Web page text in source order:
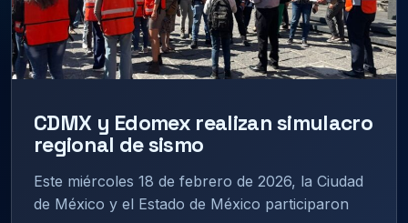
CDMX y Edomex realizan simulacro
regional de sismo
Este miércoles 18 de febrero de 2026, la Ciudad
de México y el Estado de México participaron